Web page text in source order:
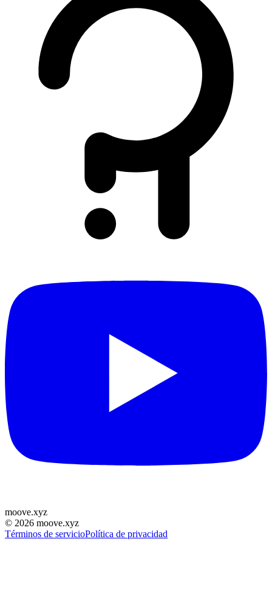
moove.xyz
© 2026 moove.xyz
Términos de servicioPolítica de privacidad